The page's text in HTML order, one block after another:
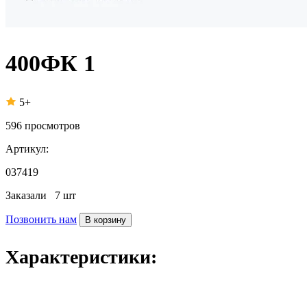
400ФК 1
5+
596 просмотров
Артикул:
037419
Заказали 7 шт
Позвонить нам В корзину
Характеристики: